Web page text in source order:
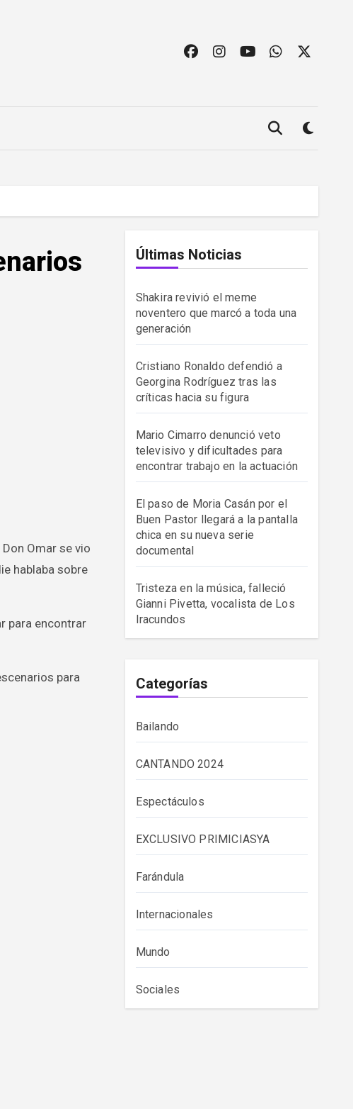
hablaba sobre
para encontrar
para
Últimas Noticias
Shakira revivió el meme
noventero que marcó a toda una
generación
Cristiano Ronaldo defendió a
Georgina Rodríguez tras las
críticas hacia su figura
Mario Cimarro denunció veto
televisivo y dificultades para
encontrar trabajo en la actuación
El paso de Moria Casán por el
Buen Pastor llegará a la pantalla
chica en su nueva serie
documental
Tristeza en la música, falleció
Gianni Pivetta, vocalista de Los
Iracundos
Categorías
Bailando
CANTANDO 2024
Espectáculos
EXCLUSIVO PRIMICIASYA
Farándula
Internacionales
Mundo
Sociales